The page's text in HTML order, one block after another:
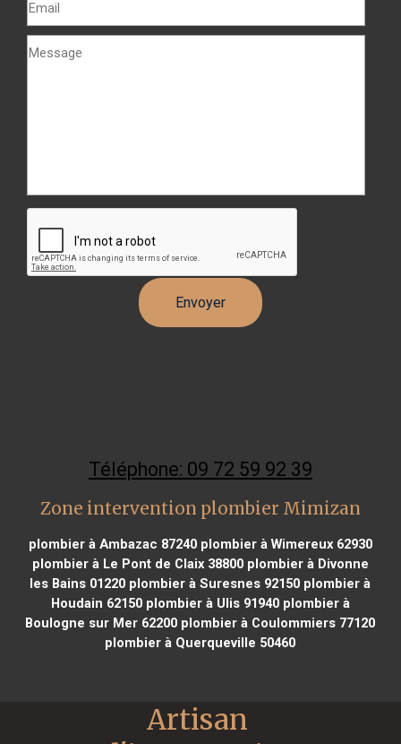
Téléphone: 09 72 59 92 39
Zone intervention plombier Mimizan
plombier à Ambazac 87240plombier à Wimereux 62930
plombier à Le Pont de Claix 38800plombier à Divonne
les Bains 01220 plombier à Suresnes 92150 plombier à
Houdain 62150plombier à Ulis 91940plombier à
Boulogne sur Mer 62200 plombier à Coulommiers 77120
plombier à Querqueville 50460
Artisan